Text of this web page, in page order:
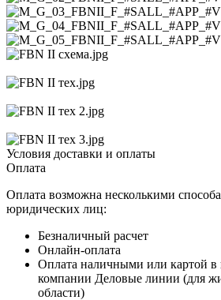
Условия доставки и оплаты
Оплата
Оплата возможна несколькими
юридических лиц:
Безналичный расчет
Онлайн-оплата
Оплата наличными или картой в
компании Деловые линии (для
области)